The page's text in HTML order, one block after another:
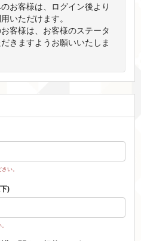
お客様は、ログイン後より
いただけます。
客様は、お客様のステータ
きますようお願いいたしま
い。
)